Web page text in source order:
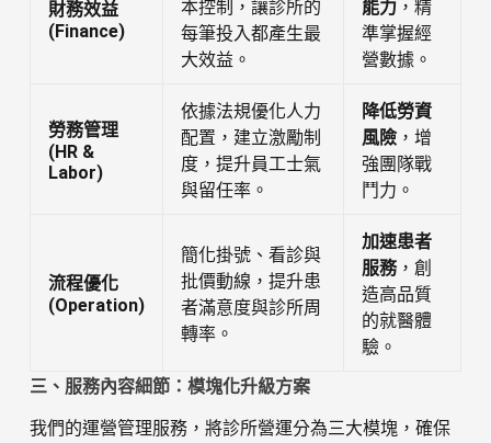
財務效益
(Finance)
本控制，讓診所的
每筆投入都產生最
大效益。
能力，精
準掌握經
營數據。
勞務管理
(HR &
Labor)
依據法規優化人力
配置，建立激勵制
度，提升員工士氣
與留任率。
降低勞資
風險，增
強團隊戰
鬥力。
流程優化
(Operation)
簡化掛號、看診與
批價動線，提升患
者滿意度與診所周
轉率。
加速患者
服務，創
造高品質
的就醫體
驗。
三、服務內容細節：模塊化升級方案
我們的運營管理服務，將診所營運分為三大模塊，確保